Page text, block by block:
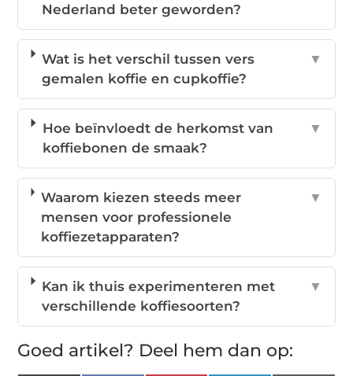
Nederland beter geworden?
Wat is het verschil tussen vers
gemalen koffie en cupkoffie?
▼
Hoe beïnvloedt de herkomst van
koffiebonen de smaak?
▼
Waarom kiezen steeds meer
mensen voor professionele
koffiezetapparaten?
▼
Kan ik thuis experimenteren met
verschillende koffiesoorten?
▼
Goed artikel? Deel hem dan op: